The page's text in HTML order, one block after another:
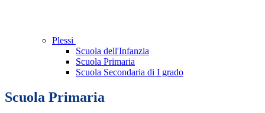
Plessi
Scuola dell'Infanzia
Scuola Primaria
Scuola Secondaria di I grado
Scuola Primaria